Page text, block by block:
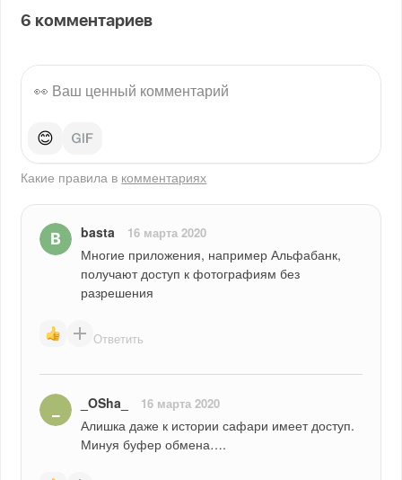
6 комментариев
😊
Какие правила в комментариях
basta 16 марта 2020
Многие приложения, например Альфабанк,
получают доступ к фотографиям без
разрешения
Ответить
_OSha_ 16 марта 2020
Алишка даже к истории сафари имеет доступ.
Минуя буфер обмена….